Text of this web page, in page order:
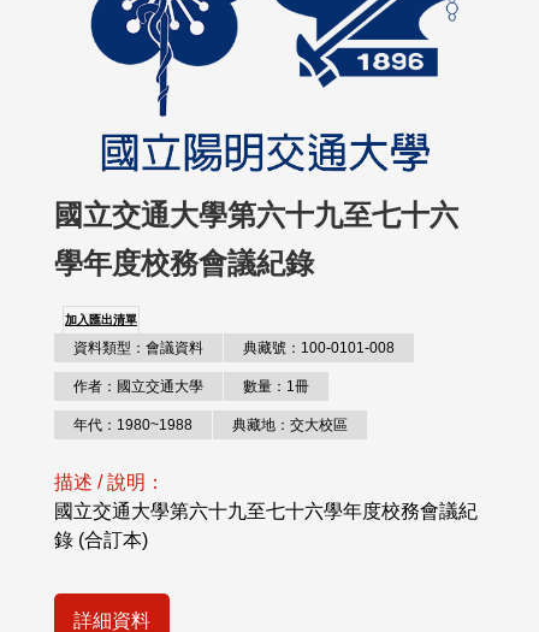
國立交通大學第六十九至七十六
學年度校務會議紀錄
加入匯出清單
資料類型：會議資料 典藏號：100-0101-008
作者：國立交通大學 數量：1冊
年代：1980~1988 典藏地：交大校區
描述 / 說明：
國立交通大學第六十九至七十六學年度校務會議紀
錄 (合訂本)
詳細資料